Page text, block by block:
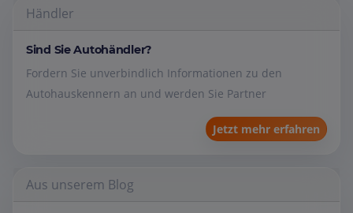
Händler
Sind Sie Autohändler?
Fordern Sie unverbindlich Informationen zu den
Autohauskennern an und werden Sie Partner
Jetzt mehr erfahren
Aus unserem Blog